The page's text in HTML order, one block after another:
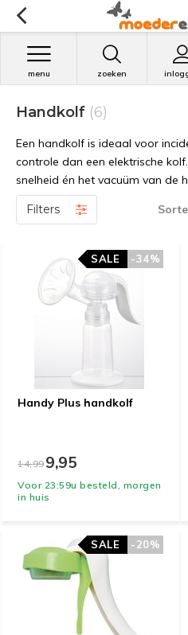
zoeken
menu
Handkolf (6)
Een handkolf is ideaal voor
controle dan een elektrische
snelheid én het vacuüm van de
Filters
Handy Plus handkolf
-34%
SALE
14,999,95
Voor 23:59u besteld, morgen
in huis
-20%
SALE